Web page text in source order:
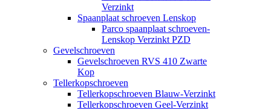
Verzinkt
Spaanplaat schroeven Lenskop
Parco spaanplaat schroeven-
Lenskop Verzinkt PZD
Gevelschroeven
Gevelschroeven RVS 410 Zwarte
Kop
Tellerkopschroeven
Tellerkopschroeven Blauw-Verzinkt
Tellerkopschroeven Geel-Verzinkt